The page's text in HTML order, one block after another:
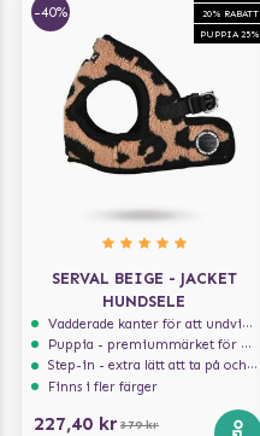
20% RABATT
PUPPIA 25%
-40%
SERVAL BEIGE - JACKET
HUNDSELE
Vadderade kanter för att undvika skav
Puppia - premiummärket för hundselar
Step-in - extra lätt att ta på och av
Finns i fler färger
227,40 kr 379 kr